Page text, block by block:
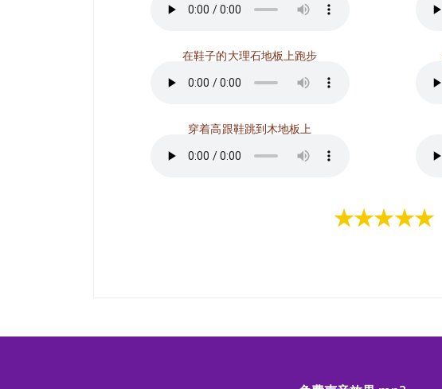
在鞋子的大理石地板上跑步
穿着高跟鞋跳到木地板上
★★★★★